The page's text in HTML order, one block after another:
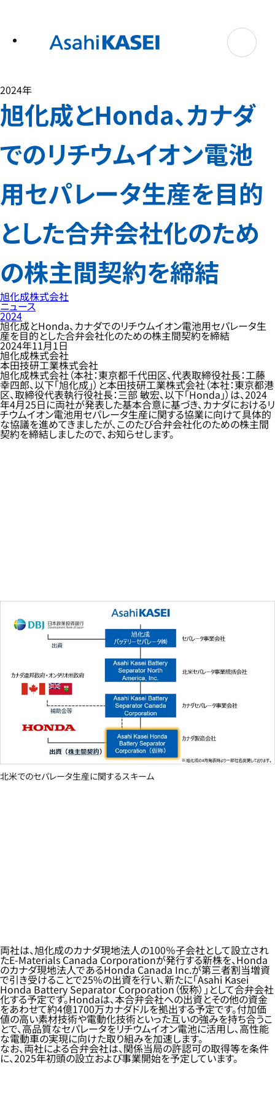
2024年
旭化成とHonda、カナダ
でのリチウムイオン電池
用セパレータ生産を目的
とした合弁会社化のため
の株主間契約を締結
旭化成株式会社
ニュース
2024
旭化成とHonda、カナダでのリチウムイオン電池用セパレータ生
産を目的とした合弁会社化のための株主間契約を締結
2024年11月1日
旭化成株式会社
本田技研工業株式会社
旭化成株式会社（本社：東京都千代田区、代表取締役社長：工藤
幸四郎、以下「旭化成」）と本田技研工業株式会社（本社：東京都港
区、取締役代表執行役社長：三部 敏宏、以下「Honda」）は、2024
年4月25日に両社が発表した基本合意に基づき、カナダにおけるリ
チウムイオン電池用セパレータ生産に関する協業に向けて具体的
な協議を進めてきましたが、このたび合弁会社化のための株主間
契約を締結しましたので、お知らせします。
北米でのセパレータ生産に関するスキーム
両社は、旭化成のカナダ現地法人の100％子会社として設立され
たE-Materials Canada Corporationが発行する新株を、Honda
のカナダ現地法人であるHonda Canada Inc.が第三者割当増資
で引き受けることで25%の出資を行い、新たに「Asahi Kasei
Honda Battery Separator Corporation（仮称）」として合弁会社
化する予定です。Hondaは、本合弁会社への出資とその他の資金
をあわせて約4億1700万カナダドルを拠出する予定です。付加価
値の高い素材技術や電動化技術といった互いの強みを持ち合うこ
とで、高品質なセパレータをリチウムイオン電池に活用し、高性能
な電動車の実現に向けた取り組みを加速します。
なお、両社による合弁会社は、関係当局の許認可の取得等を条件
に、2025年初頭の設立および事業開始を予定しています。